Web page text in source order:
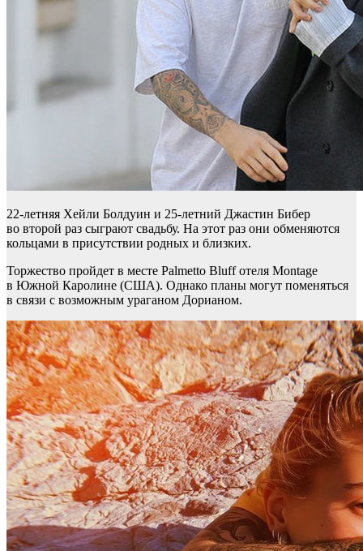
22-летняя Хейли Болдуин и 25-летний Джастин Бибер
во второй раз сыграют свадьбу. На этот раз они обменяются
кольцами в присутствии родных и близких.
Торжество пройдет в месте Palmetto Bluff отеля Montage
в Южной Каролине (США). Однако планы могут поменяться
в связи с возможным ураганом Дорианом.